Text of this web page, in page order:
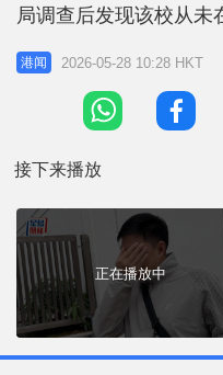
局调查后发现该校从未
有虚假文书罪受审，
法院裁决时指，根据终
诠释，即使被告的学历
明文件签署人的身分、
港闻 2026-05-28 10:28 HKT
接下来播放
正在播放中